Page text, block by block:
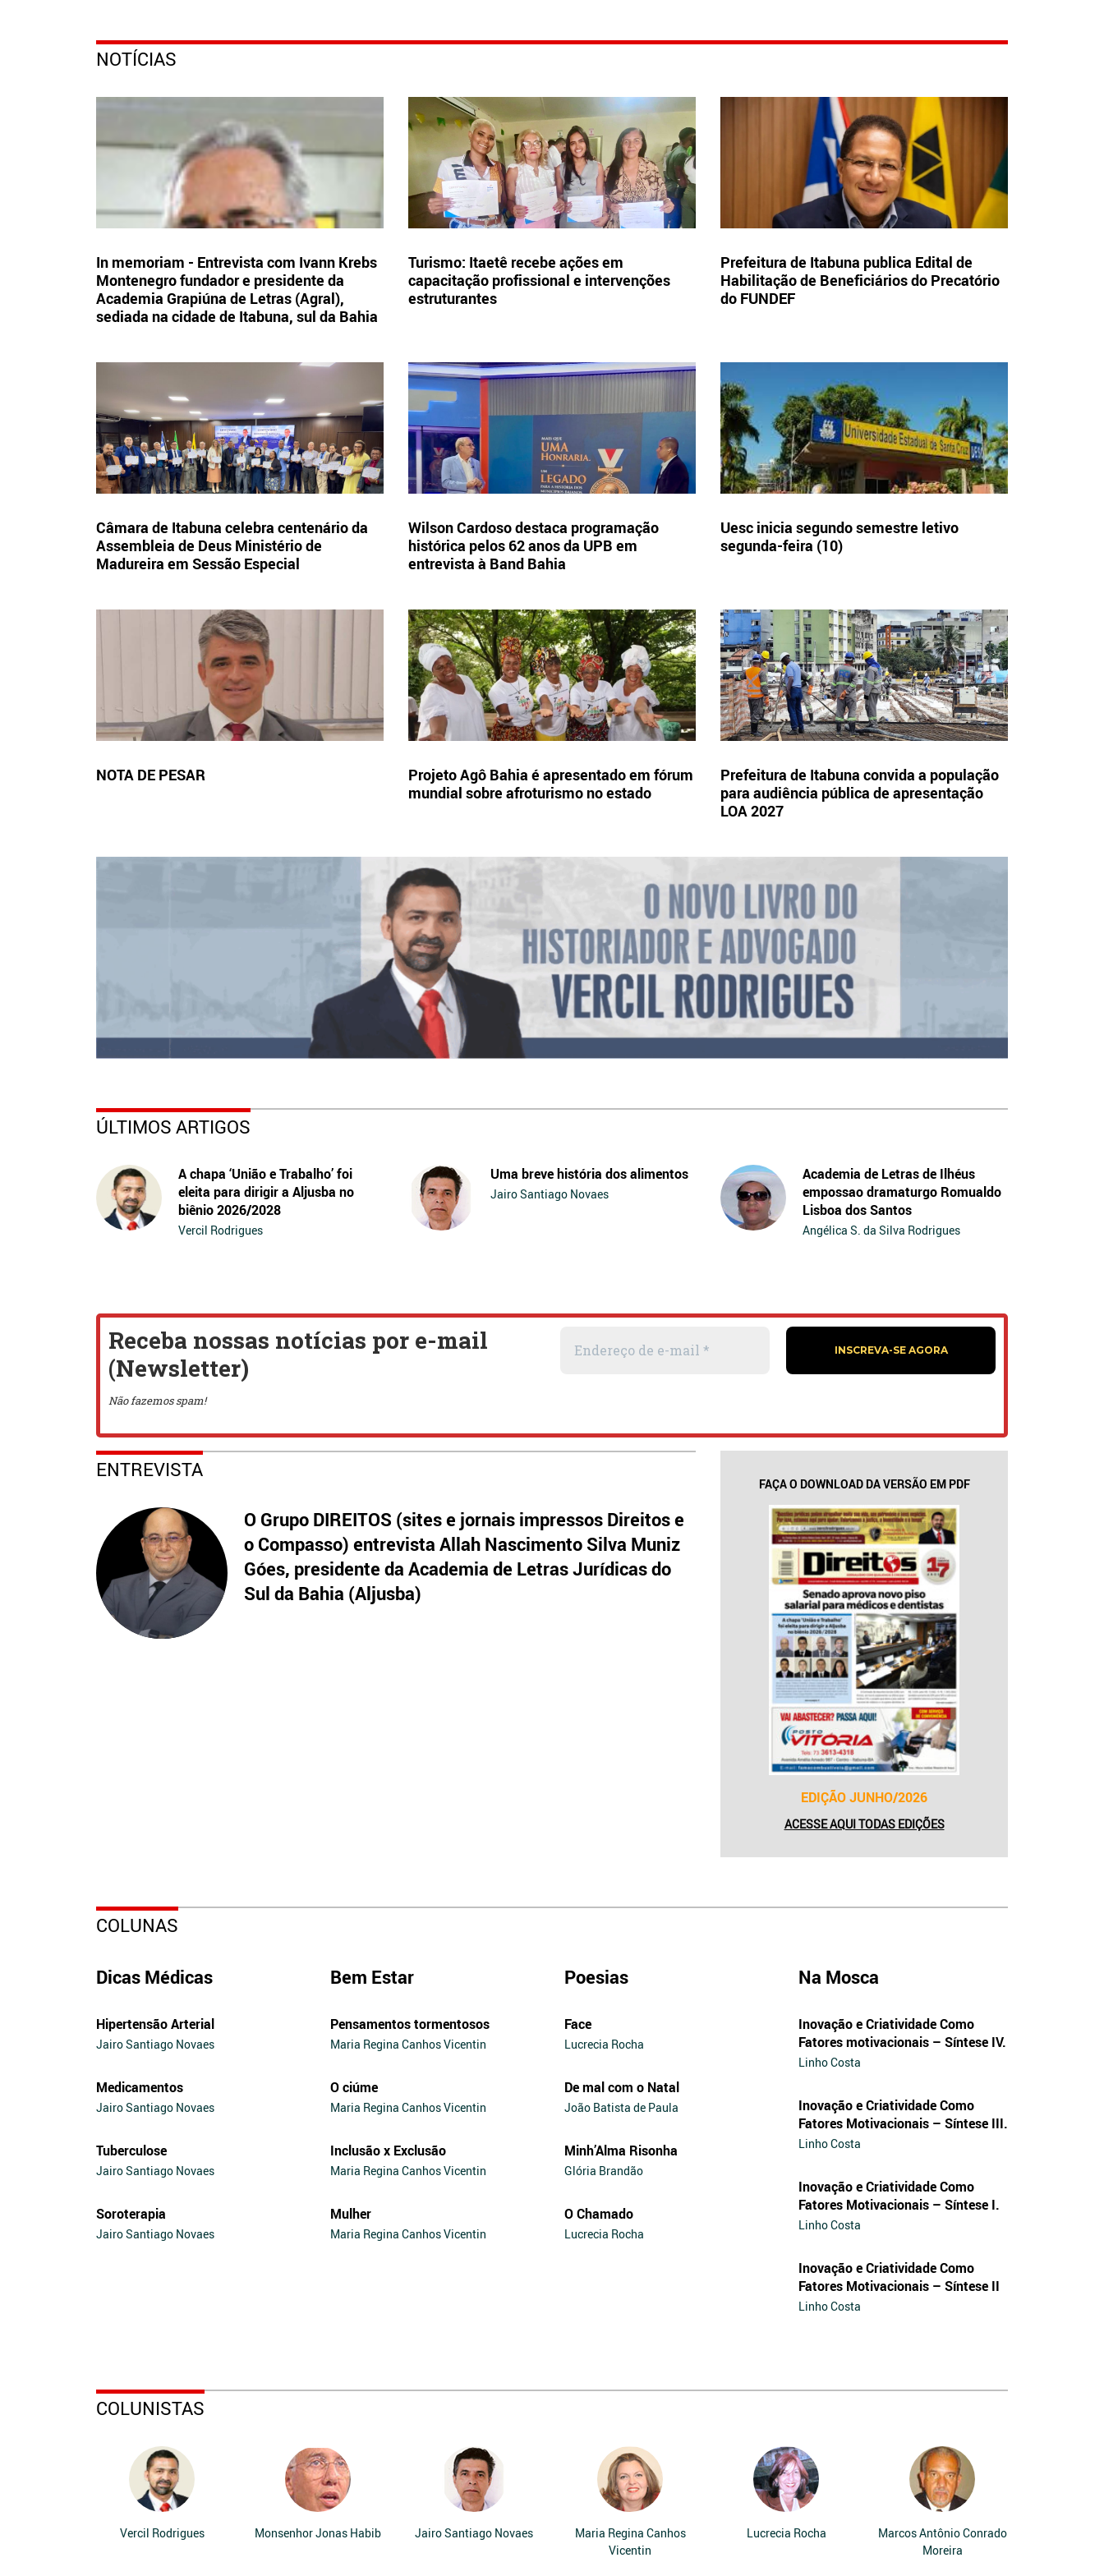
NOTÍCIAS
In memoriam - Entrevista com Ivann Krebs
Montenegro fundador e presidente da
Academia Grapiúna de Letras (Agral),
sediada na cidade de Itabuna, sul da Bahia
Turismo: Itaetê recebe ações em
capacitação profissional e intervenções
estruturantes
Prefeitura de Itabuna publica Edital de
Habilitação de Beneficiários do Precatório
do FUNDEF
Câmara de Itabuna celebra centenário da
Assembleia de Deus Ministério de
Madureira em Sessão Especial
Wilson Cardoso destaca programação
histórica pelos 62 anos da UPB em
entrevista à Band Bahia
Uesc inicia segundo semestre letivo
segunda-feira (10)
NOTA DE PESAR
Projeto Agô Bahia é apresentado em fórum
mundial sobre afroturismo no estado
Prefeitura de Itabuna convida a população
para audiência pública de apresentação
LOA 2027
ÚLTIMOS ARTIGOS
A chapa ‘União e Trabalho’ foi
eleita para dirigir a Aljusba no
biênio 2026/2028
Vercil Rodrigues
Uma breve história dos alimentos
Jairo Santiago Novaes
Academia de Letras de Ilhéus
empossao dramaturgo Romualdo
Lisboa dos Santos
Angélica S. da Silva Rodrigues
ENTREVISTA
O Grupo DIREITOS (sites e jornais impressos Direitos e
o Compasso) entrevista Allah Nascimento Silva Muniz
Góes, presidente da Academia de Letras Jurídicas do
Sul da Bahia (Aljusba)
FAÇA O DOWNLOAD DA VERSÃO EM PDF
EDIÇÃO JUNHO/2026
ACESSE AQUI TODAS EDIÇÕES
COLUNAS
Dicas Médicas
Hipertensão Arterial
Jairo Santiago Novaes
Medicamentos
Jairo Santiago Novaes
Tuberculose
Jairo Santiago Novaes
Soroterapia
Jairo Santiago Novaes
Bem Estar
Pensamentos tormentosos
Maria Regina Canhos Vicentin
O ciúme
Maria Regina Canhos Vicentin
Inclusão x Exclusão
Maria Regina Canhos Vicentin
Mulher
Maria Regina Canhos Vicentin
Poesias
Face
Lucrecia Rocha
De mal com o Natal
João Batista de Paula
Minh’Alma Risonha
Glória Brandão
O Chamado
Lucrecia Rocha
Na Mosca
Inovação e Criatividade Como
Fatores motivacionais – Síntese IV.
Linho Costa
Inovação e Criatividade Como
Fatores Motivacionais – Síntese III.
Linho Costa
Inovação e Criatividade Como
Fatores Motivacionais – Síntese I.
Linho Costa
Inovação e Criatividade Como
Fatores Motivacionais – Síntese II
Linho Costa
COLUNISTAS
Vercil Rodrigues Monsenhor Jonas Habib Jairo Santiago Novaes
Maria Regina Canhos
Vicentin
Lucrecia Rocha
Marcos Antônio Conrado
Moreira